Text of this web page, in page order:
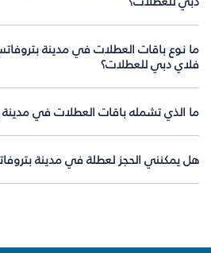
ما نوع باقات العطلات في مدينة
فلاي دبي للعطلات؟
ما الذي تشمله باقات العطلات في
هل يمكنني الحجز لعطلة في مدينة